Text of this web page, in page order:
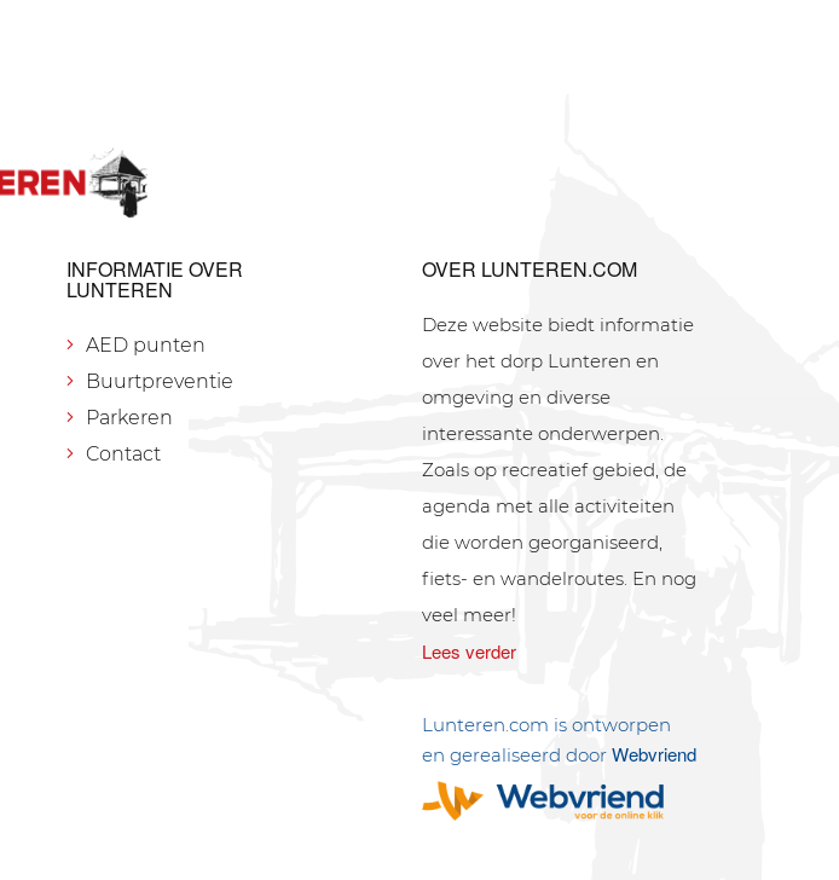
INFORMATIE OVER
LUNTEREN
AED punten
Buurtpreventie
Parkeren
Contact
OVER LUNTEREN.COM
Deze website biedt informatie
over het dorp Lunteren en
omgeving en diverse
interessante onderwerpen.
Zoals op recreatief gebied, de
agenda met alle activiteiten
die worden georganiseerd,
fiets- en wandelroutes. En nog
veel meer!
Lees verder
Lunteren.com is ontworpen
en gerealiseerd doorWebvriend